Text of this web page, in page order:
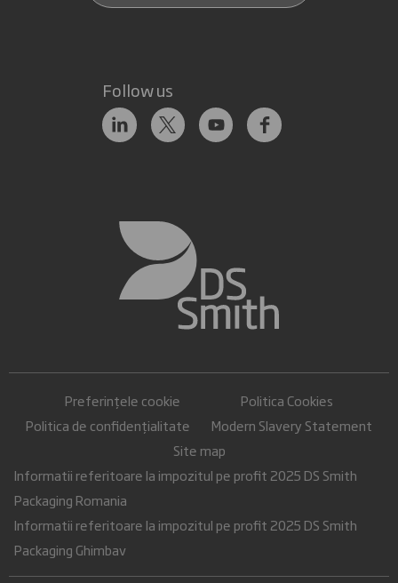
Follow us
Preferințele cookie
Politica Cookies
Politica de confidențialitate
Modern Slavery Statement
Site map
Informatii referitoare la impozitul pe profit 2025 DS Smith
Packaging Romania
Informatii referitoare la impozitul pe profit 2025 DS Smith
Packaging Ghimbav